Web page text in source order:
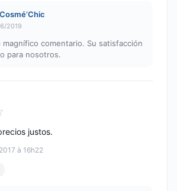
2019
magnífico comentario. Su satisfacción
para nosotros.
à 16h22
justos.